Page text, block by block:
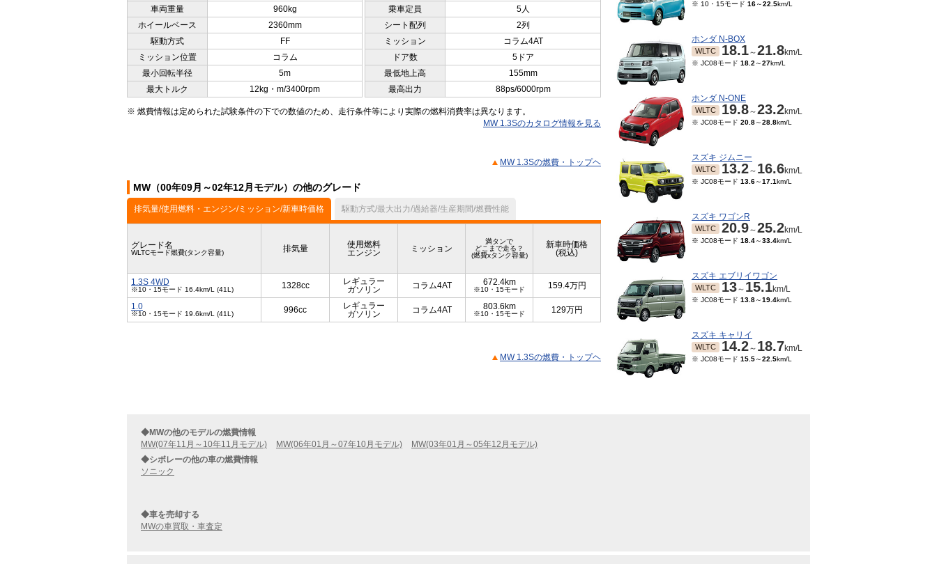
車両重量 960kg 乗車定員
5人
ホイールベース
2360mm シート配列
2列
駆動方式
FF ミッション
コラム4AT
ミッション位置
コラム ドア数
5ドア
最小回転半径
5m 最低地上高
155mm
最大トルク
12kg・m/3400rpm 最高出力 88ps/6000rpm
※ 燃費情報は定められた試験条件の下での数値のため、走行条件等により実際の燃料消費率は異なります。
MW 1.3Sのカタログ情報を見る
MW 1.3Sの燃費・トップヘ
MW（00年09月～02年12月モデル）の他のグレード
排気量/使用燃料・エンジン/ミッション/新車時価格 駆動方式/最大出力/過給器/生産期間/燃費性能
グレード名
WLTCモード燃費(タンク容量) 排気量
使用燃料
エンジン
ミッション
満タンで
どこまで走る？
(燃費xタンク容量)
新車時価格
(税込)
1.3S 4WD
※10・15モード 16.4km/L (41L) 1328cc
レギュラー
ガソリン
コラム4AT 672.4km
※10・15モード 159.4万円
1.0
※10・15モード 19.6km/L (41L) 996cc
レギュラー
ガソリン
コラム4AT 803.6km
※10・15モード 129万円
MW 1.3Sの燃費・トップヘ
※ 10・15モード 16～22.5km/L
ホンダ N-BOX
WLTC 18.1～21.8km/L
※ JC08モード 18.2 ～27km/L
ホンダ N-ONE
WLTC 19.8～23.2km/L
※ JC08モード 20.8～28.8km/L
スズキ ジムニー
WLTC 13.2～ 16.6km/L
※ JC08モード 13.6～17.1km/L
スズキ ワゴンR
WLTC 20.9～25.2km/L
※ JC08モード 18.4～33.4km/L
スズキ エブリイワゴン
WLTC 13～ 15.1km/L
※ JC08モード 13.8～19.4km/L
スズキ キャリイ
WLTC 14.2～ 18.7km/L
※ JC08モード 15.5～22.5km/L
◆MWの他のモデルの燃費情報
MW(07年11月～10年11月モデル)
MW(06年01月～07年10月モデル)
MW(03年01月～05年12月モデル)
◆シボレーの他の車の燃費情報
ソニック
◆車を売却する
MWの車買取・車査定